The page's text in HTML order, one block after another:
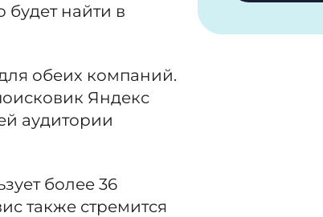
найти в
обеих компаний.
Яндекс
аудитории
более 36
также стремится